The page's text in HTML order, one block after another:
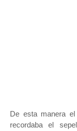
De esta manera
recordaba el